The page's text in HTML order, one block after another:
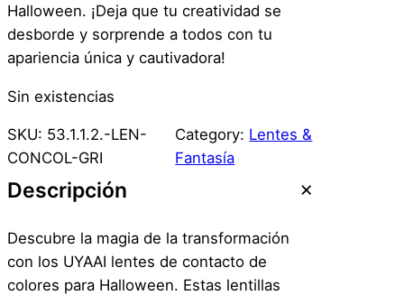
Halloween. ¡Deja que tu creatividad se
desborde y sorprende a todos con tu
apariencia única y cautivadora!
Sin existencias
SKU: 53.1.1.2.-LEN-
CONCOL-GRI
Category: Lentes &
Fantasía
Descripción
Descubre la magia de la transformación
con los UYAAI lentes de contacto de
colores para Halloween. Estas lentillas